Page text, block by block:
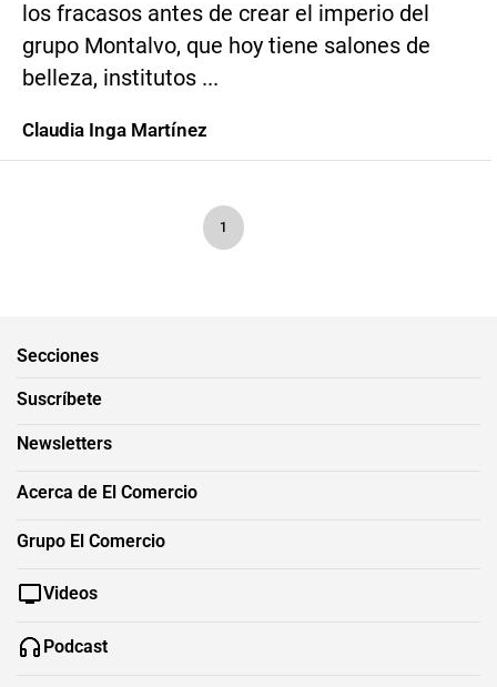
los fracasos antes de crear el imperio del
grupo Montalvo, que hoy tiene salones de
belleza, institutos ...
Claudia Inga Martínez
1
Secciones
Suscríbete
Newsletters
Acerca de El Comercio
Grupo El Comercio
Videos
Podcast